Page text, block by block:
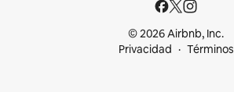
© 2026 Airbnb, Inc.
Privacidad
Términos